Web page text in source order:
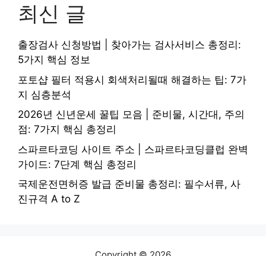
최신 글
출장검사 신청방법 | 찾아가는 검사서비스 총정리:
5가지 핵심 정보
포토샵 필터 적용시 회색처리될때 해결하는 팁: 7가
지 심층분석
2026년 신년운세 꿀팁 모음 | 준비물, 시간대, 주의
점: 7가지 핵심 총정리
스파르타코딩 사이트 주소 | 스파르타코딩클럽 완벽
가이드: 7단계 핵심 총정리
국제운전면허증 발급 준비물 총정리: 필수서류, 사
진규격 A to Z